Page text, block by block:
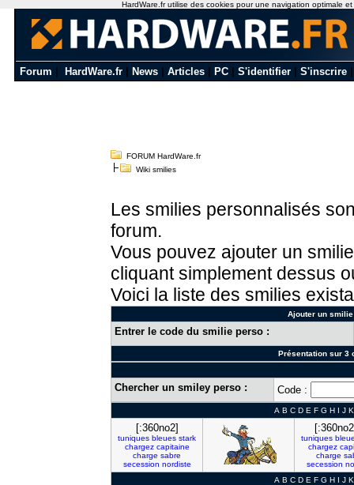
Forum HardWare.fr News Articles PC S'identifier S'inscrire
FORUM HardWare.fr
Wiki smilies
Les smilies personnalisés
forum.
Vous pouvez ajouter un
cliquant simplement dessus
Voici la liste des smilies
Ajouter un
Entrer le code du smilie perso :
Présentation sur 3
Chercher un smiley perso : Code :
A B C D E F G H I J K
[:360no2]
tuniques bleues stark
chargez capitaine
charge sabre
secession nordiste
tuniques
chargez
charge
secession
A B C D E F G H I J K
HardWare.fr utilise des cookies pour une navigation optimale